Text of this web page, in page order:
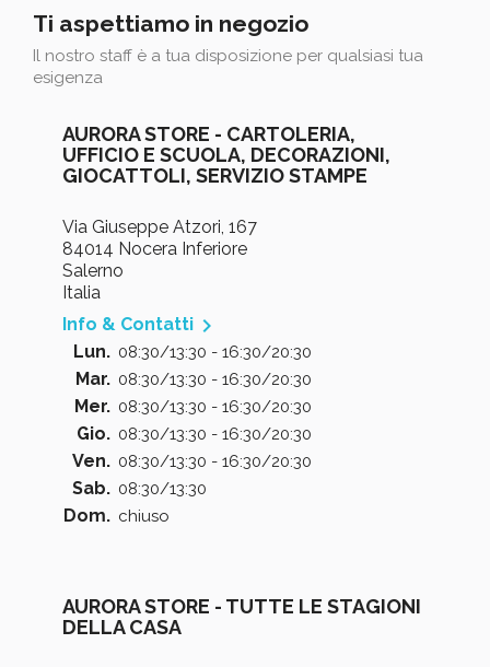
Ti aspettiamo in negozio
Il nostro staff è a tua disposizione per qualsiasi tua
esigenza
AURORA STORE - CARTOLERIA,
UFFICIO E SCUOLA, DECORAZIONI,
GIOCATTOLI, SERVIZIO STAMPE
Via Giuseppe Atzori, 167
84014 Nocera Inferiore
Salerno
Italia
Info & Contatti 
Lun. 08:30/13:30 - 16:30/20:30
Mar. 08:30/13:30 - 16:30/20:30
Mer. 08:30/13:30 - 16:30/20:30
Gio. 08:30/13:30 - 16:30/20:30
Ven. 08:30/13:30 - 16:30/20:30
Sab. 08:30/13:30
Dom. chiuso
AURORA STORE - TUTTE LE STAGIONI
DELLA CASA